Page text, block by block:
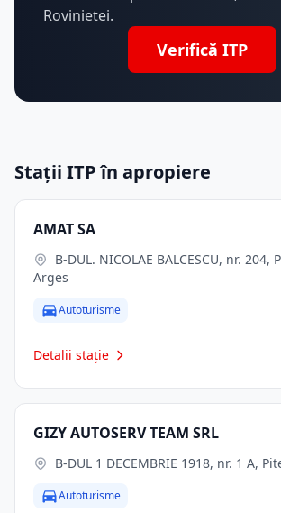
Rovinietei.
Verifică ITP
Stații ITP în apropiere
AMAT SA
Arges
Autoturisme
Detalii stație
GIZY AUTOSERV TEAM SRL
B-DUL 1 DECEMBRIE 1918, nr. 1 A,
Autoturisme